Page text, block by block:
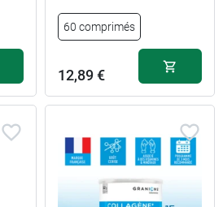
60 comprimés
12,89 €